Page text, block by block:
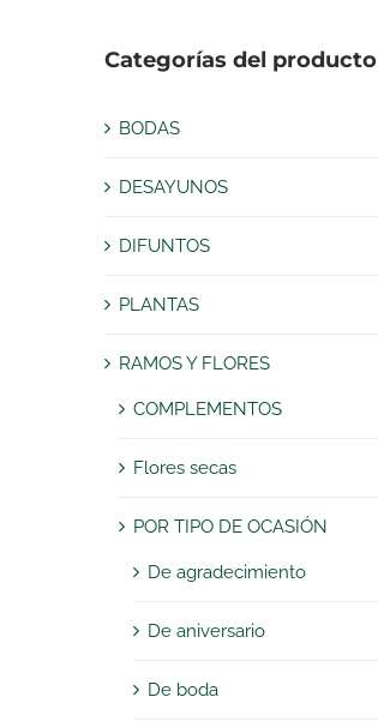
Categorías del producto
BODAS
DESAYUNOS
DIFUNTOS
PLANTAS
RAMOS Y FLORES
COMPLEMENTOS
Flores secas
POR TIPO DE OCASIÓN
De agradecimiento
De aniversario
De boda